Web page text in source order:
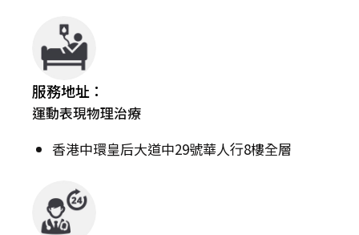
服務地址：
運動表現物理治療
香港中環皇后大道中29號華人行8樓全層